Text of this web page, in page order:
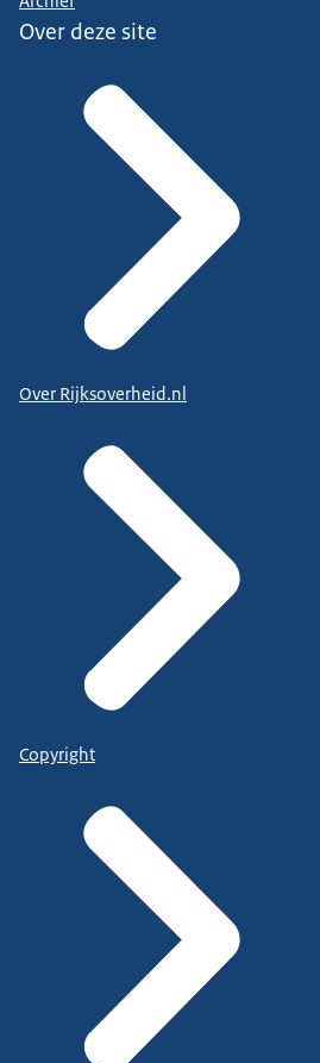
Over deze site
Over Rijksoverheid.nl
Copyright